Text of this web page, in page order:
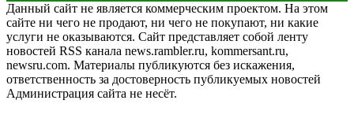
Данный сайт не является коммерческим проектом. На этом
сайте ни чего не продают, ни чего не покупают, ни какие
услуги не оказываются. Сайт представляет собой ленту
новостей RSS канала news.rambler.ru, kommersant.ru,
newsru.com. Материалы публикуются без искажения,
ответственность за достоверность публикуемых новостей
Администрация сайта не несёт.